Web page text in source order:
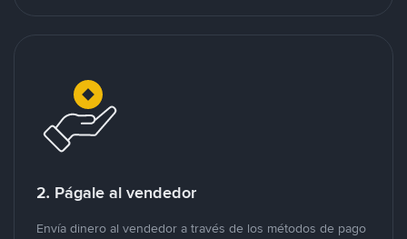
2. Págale al vendedor
Envía dinero al vendedor a través de los métodos de pago